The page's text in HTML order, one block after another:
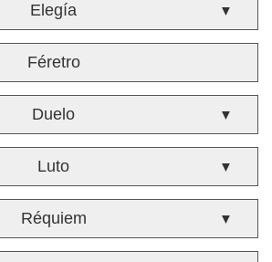
Elegía ▼
Féretro
Duelo ▼
Luto ▼
Réquiem ▼